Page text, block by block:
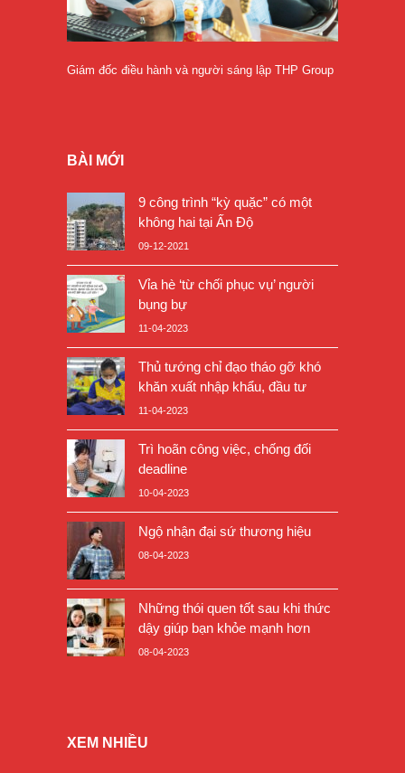
Giám đốc điều hành và người sáng lập THP Group
BÀI MỚI
9 công trình “kỳ quặc” có một
không hai tại Ấn Độ
09-12-2021
Vỉa hè ‘từ chối phục vụ’ người
bụng bự
11-04-2023
Thủ tướng chỉ đạo tháo gỡ khó
khăn xuất nhập khẩu, đầu tư
11-04-2023
Trì hoãn công việc, chống đối
deadline
10-04-2023
Ngộ nhận đại sứ thương hiệu
08-04-2023
Những thói quen tốt sau khi thức
dậy giúp bạn khỏe mạnh hơn
08-04-2023
XEM NHIỀU